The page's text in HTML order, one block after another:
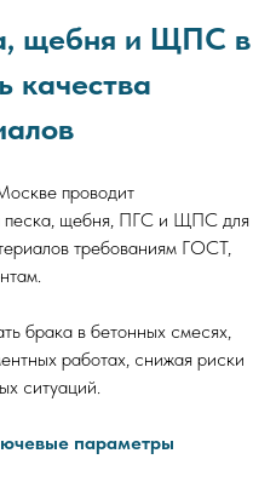
щебня и ЩПС в
качества
проводит
песка, щебня, ПГС и ЩПС для
требованиям ГОСТ,
брака в бетонных смесях,
работах, снижая риски
ситуаций.
параметры